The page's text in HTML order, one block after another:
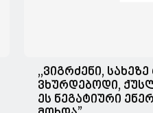
,,ვიგრძენი,
ვხურდებოდი,
ეს ნეგატიური